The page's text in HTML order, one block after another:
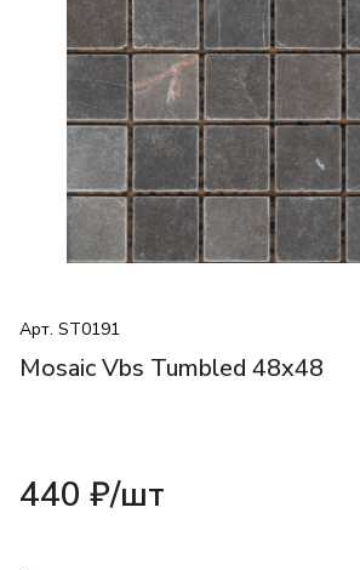
Арт. ST0191
Mosaic Vbs Tumbled 48x48
440 ₽/шт